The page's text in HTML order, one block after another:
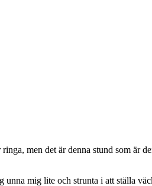
men det är denna stund som är
unna mig lite och strunta i att ställa